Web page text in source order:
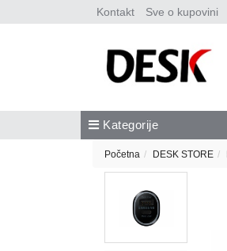
Kontakt Sve o kupovini
Kategorije
Početna DESK STORE